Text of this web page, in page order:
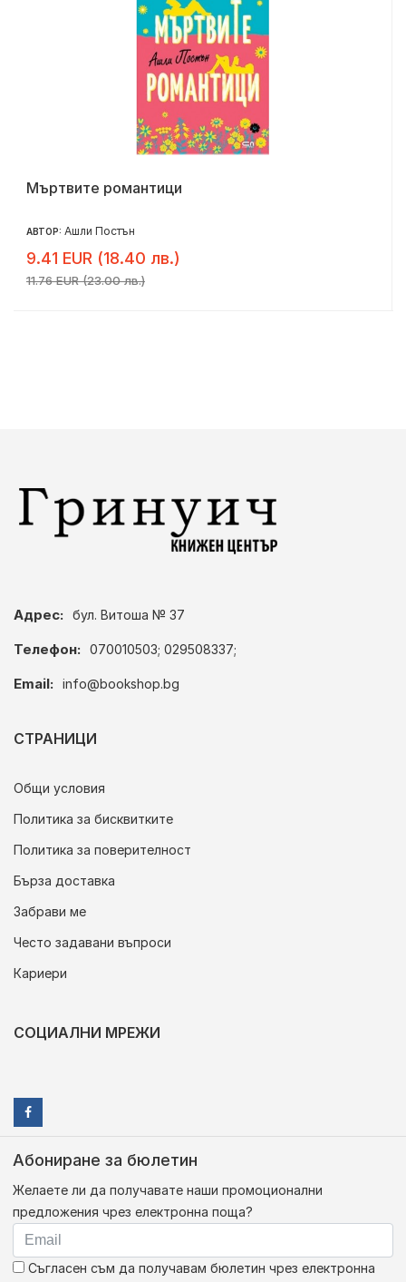
Мъртвите романтици
АВТОР: Ашли Постън
9.41 EUR (18.40 лв.)
11.76 EUR (23.00 лв.)
Адрес: бул. Витоша № 37
Телефон: 070010503; 029508337;
Email: info@bookshop.bg
СТРАНИЦИ
Общи условия
Политика за бисквитките
Политика за поверителност
Бърза доставка
Забрави ме
Често задавани въпроси
Кариери
СОЦИАЛНИ МРЕЖИ
Абониране за бюлетин
Желаете ли да получавате наши промоционални
предложения чрез електронна поща?
Съгласен съм да получавам бюлетин чрез електронна